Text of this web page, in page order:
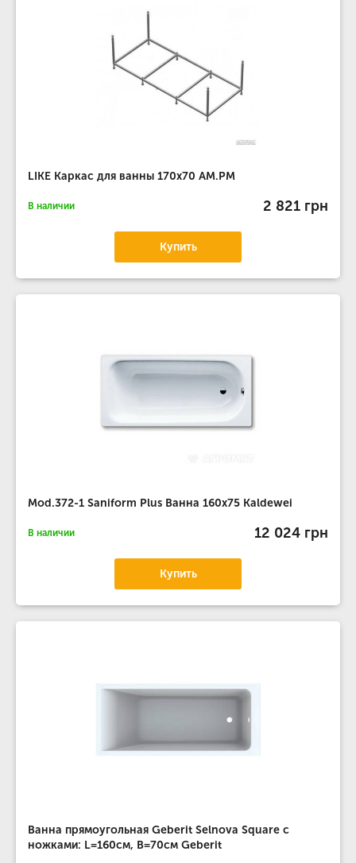
LIKE Каркас для ванны 170x70 AM.PM
В наличии 2 821 грн
Купить
Mod.372-1 Saniform Plus Ванна 160x75 Kaldewei
В наличии 12 024 грн
Купить
Ванна прямоугольная Geberit Selnova Square с
ножками: L=160см, B=70см Geberit